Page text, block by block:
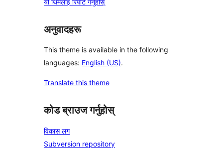
अनुवादहरू
This theme is available in the following
languages: English (US).
Translate this theme
कोड ब्राउज गर्नुहोस्
विकास लग
Subversion repository